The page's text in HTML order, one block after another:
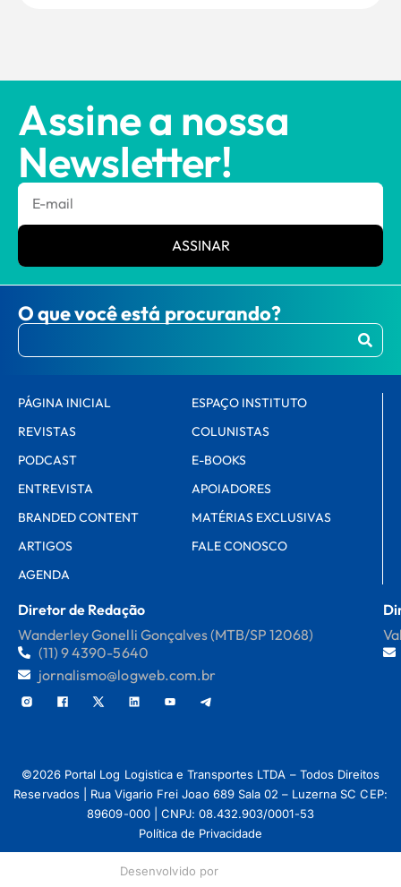
Assine a nossa
Newsletter!
ASSINAR
O que você está procurando?
PÁGINA INICIAL
REVISTAS
PODCAST
ENTREVISTA
BRANDED CONTENT
ARTIGOS
AGENDA
ESPAÇO INSTITUTO
COLUNISTAS
E-BOOKS
APOIADORES
MATÉRIAS EXCLUSIVAS
FALE CONOSCO
Diretor de Redação
Wanderley Gonelli Gonçalves (MTB/SP 12068)
(11) 9 4390-5640
jornalismo@logweb.com.br
©2026 Portal Log Logistica e Transportes LTDA – Todos Direitos
Reservados | Rua Vigario Frei Joao 689 Sala 02 – Luzerna SC CEP:
89609-000 | CNPJ: 08.432.903/0001-53
Política de Privacidade
Desenvolvido por